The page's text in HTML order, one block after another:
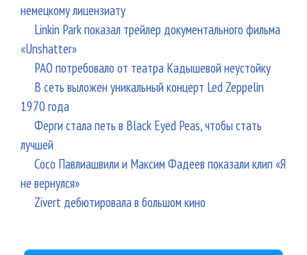
немецкому лицензиату
Linkin Park показал трейлер документального фильма
«Unshatter»
РАО потребовало от театра Кадышевой неустойку
В сеть выложен уникальный концерт Led Zeppelin
1970 года
Ферги стала петь в Black Eyed Peas, чтобы стать
лучшей
Сосо Павлиашвили и Максим Фадеев показали клип «Я
не вернулся»
Zivert дебютировала в большом кино